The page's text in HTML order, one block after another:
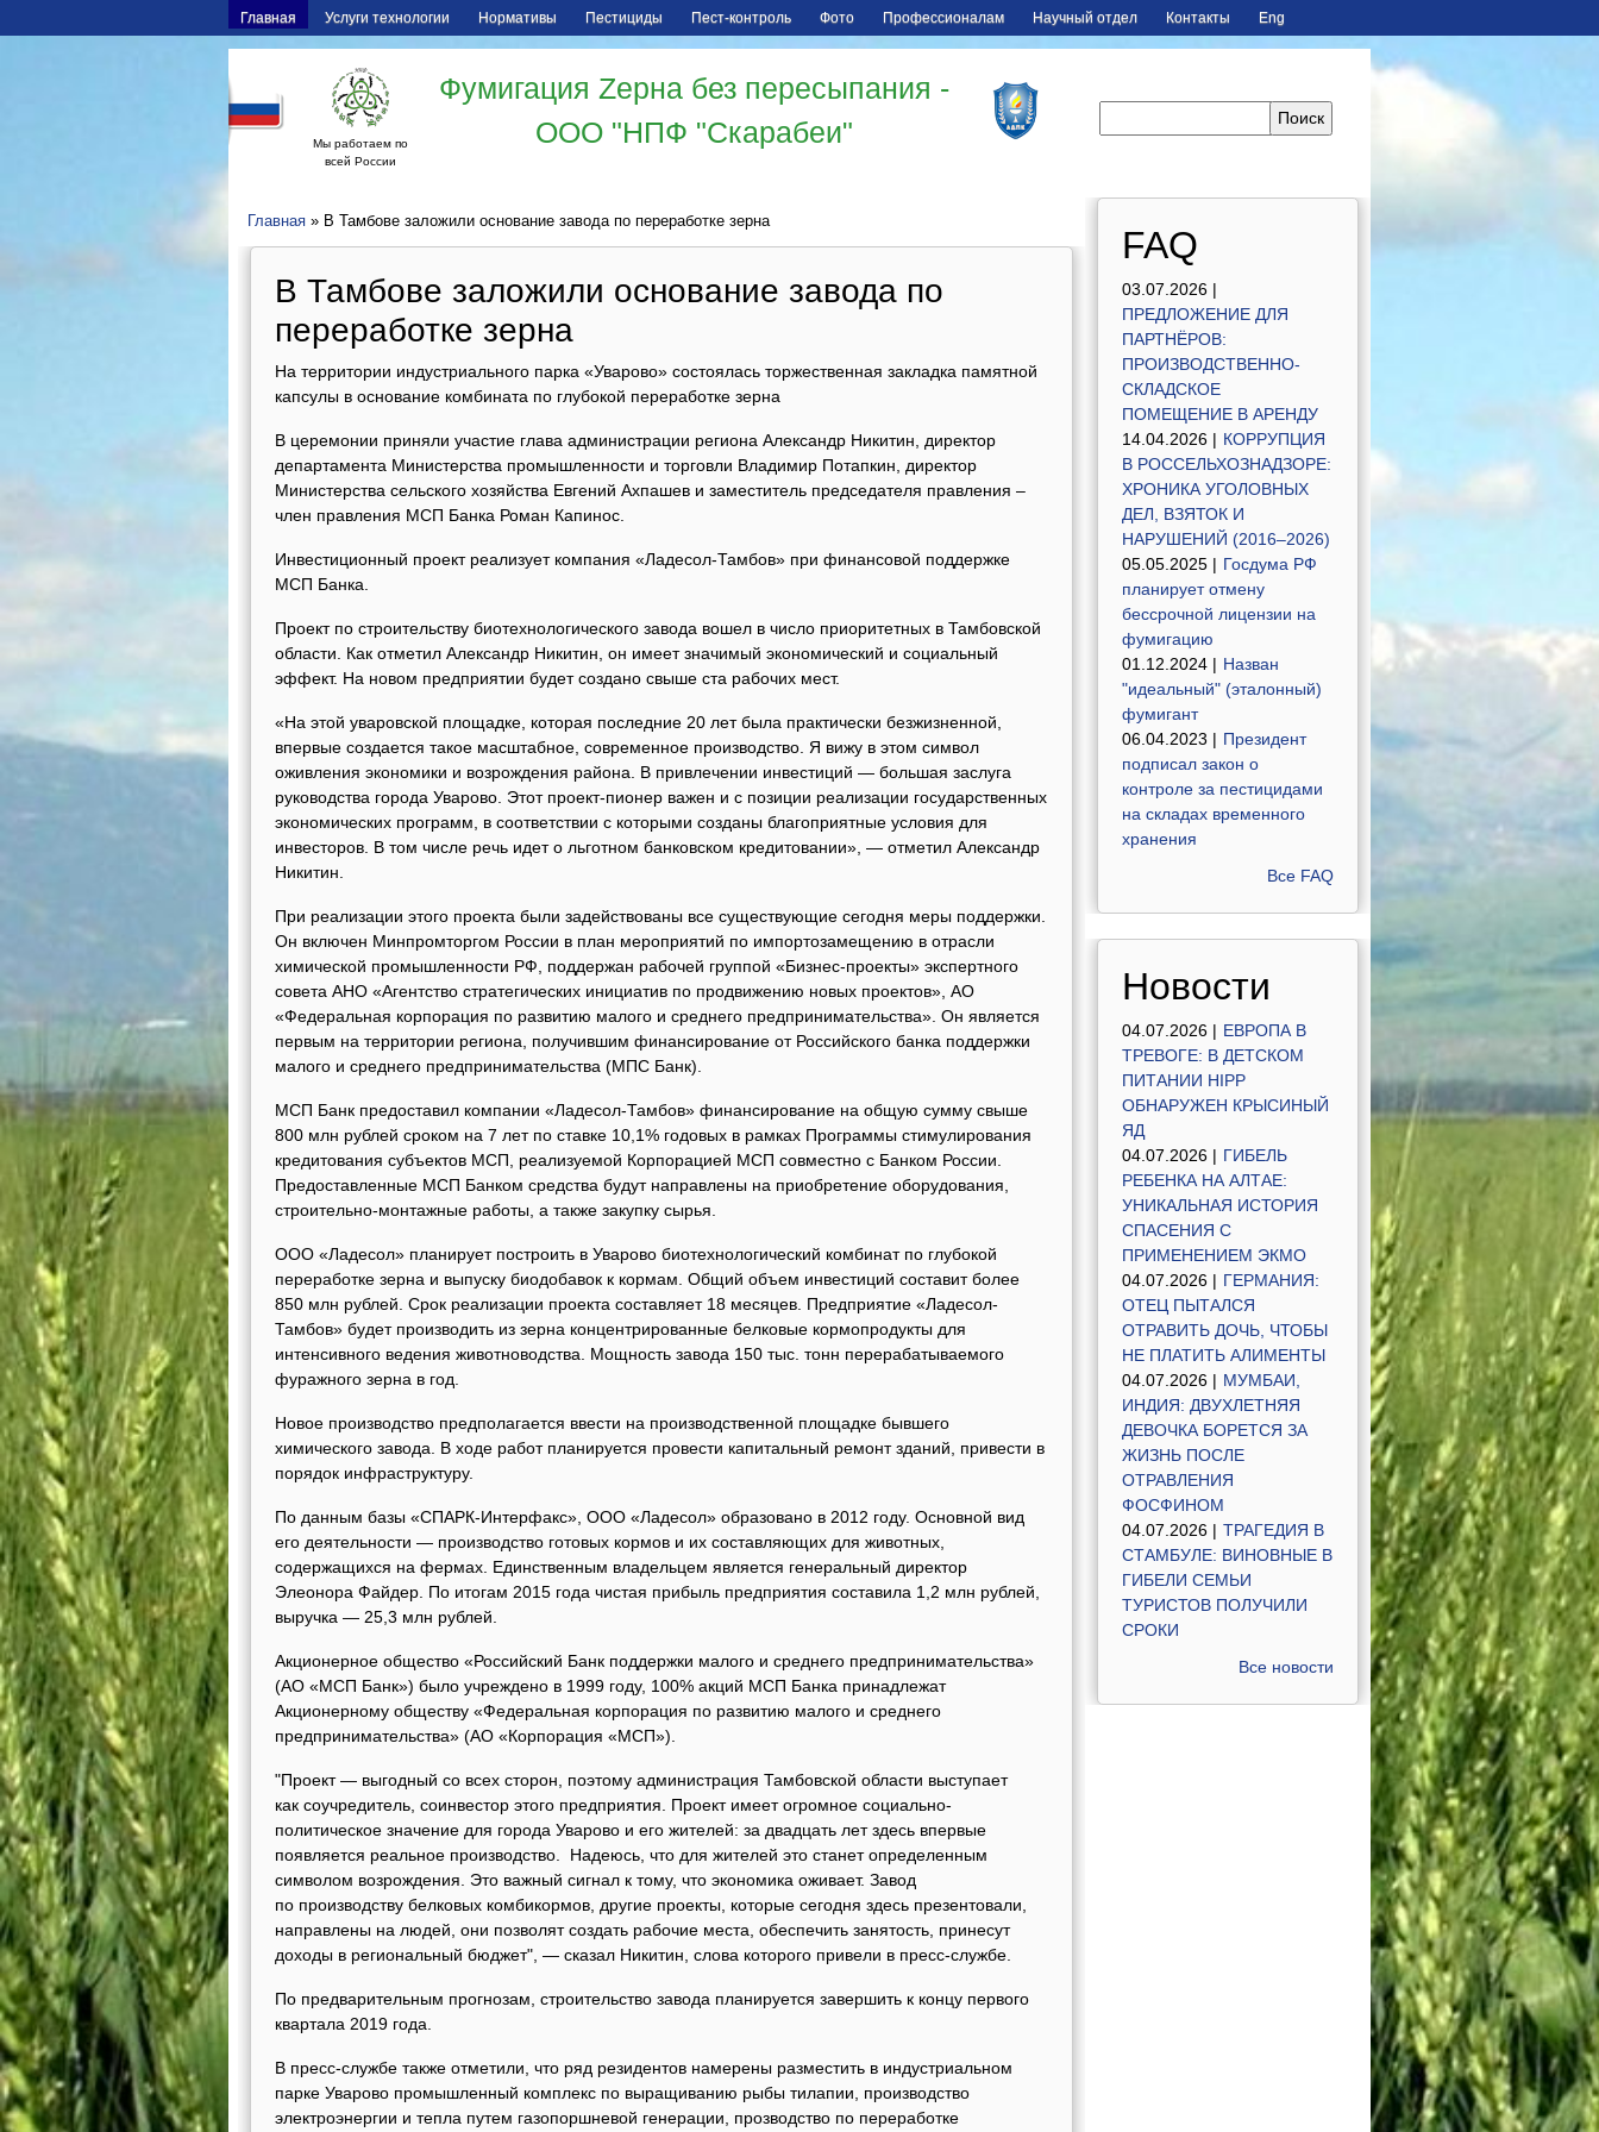
Главная Услуги технологии Нормативы Пестициды Пест-контроль Фото Профессионалам Научный отдел Контакты Eng
Мы работаем по
всей России
Фумигация Zерна без пересыпания -
ООО "НПФ "Скарабеи"
Главная » В Тамбове заложили основание завода по переработке зерна
В Тамбове заложили основание завода по
переработке зерна
На территории индустриального парка «Уварово» состоялась торжественная закладка памятной
капсулы в основание комбината по глубокой переработке зерна
В церемонии приняли участие глава администрации региона Александр Никитин, директор
департамента Министерства промышленности и торговли Владимир Потапкин, директор
Министерства сельского хозяйства Евгений Ахпашев и заместитель председателя правления –
член правления МСП Банка Роман Капинос.
Инвестиционный проект реализует компания «Ладесол-Тамбов» при финансовой поддержке
МСП Банка.
Проект по строительству биотехнологического завода вошел в число приоритетных в Тамбовской
области. Как отметил Александр Никитин, он имеет значимый экономический и социальный
эффект. На новом предприятии будет создано свыше ста рабочих мест.
«На этой уваровской площадке, которая последние 20 лет была практически безжизненной,
впервые создается такое масштабное, современное производство. Я вижу в этом символ
оживления экономики и возрождения района. В привлечении инвестиций — большая заслуга
руководства города Уварово. Этот проект-пионер важен и с позиции реализации государственных
экономических программ, в соответствии с которыми созданы благоприятные условия для
инвесторов. В том числе речь идет о льготном банковском кредитовании», — отметил Александр
Никитин.
При реализации этого проекта были задействованы все существующие сегодня меры поддержки.
Он включен Минпромторгом России в план мероприятий по импортозамещению в отрасли
химической промышленности РФ, поддержан рабочей группой «Бизнес-проекты» экспертного
совета АНО «Агентство стратегических инициатив по продвижению новых проектов», АО
«Федеральная корпорация по развитию малого и среднего предпринимательства». Он является
первым на территории региона, получившим финансирование от Российского банка поддержки
малого и среднего предпринимательства (МПС Банк).
МСП Банк предоставил компании «Ладесол-Тамбов» финансирование на общую сумму свыше
800 млн рублей сроком на 7 лет по ставке 10,1% годовых в рамках Программы стимулирования
кредитования субъектов МСП, реализуемой Корпорацией МСП совместно с Банком России.
Предоставленные МСП Банком средства будут направлены на приобретение оборудования,
строительно-монтажные работы, а также закупку сырья.
ООО «Ладесол» планирует построить в Уварово биотехнологический комбинат по глубокой
переработке зерна и выпуску биодобавок к кормам. Общий объем инвестиций составит более
850 млн рублей. Срок реализации проекта составляет 18 месяцев. Предприятие «Ладесол-
Тамбов» будет производить из зерна концентрированные белковые кормопродукты для
интенсивного ведения животноводства. Мощность завода 150 тыс. тонн перерабатываемого
фуражного зерна в год.
Новое производство предполагается ввести на производственной площадке бывшего
химического завода. В ходе работ планируется провести капитальный ремонт зданий, привести в
порядок инфраструктуру.
По данным базы «СПАРК-Интерфакс», ООО «Ладесол» образовано в 2012 году. Основной вид
его деятельности — производство готовых кормов и их составляющих для животных,
содержащихся на фермах. Единственным владельцем является генеральный директор
Элеонора Файдер. По итогам 2015 года чистая прибыль предприятия составила 1,2 млн рублей,
выручка — 25,3 млн рублей.
Акционерное общество «Российский Банк поддержки малого и среднего предпринимательства»
(АО «МСП Банк») было учреждено в 1999 году, 100% акций МСП Банка принадлежат
Акционерному обществу «Федеральная корпорация по развитию малого и среднего
предпринимательства» (АО «Корпорация «МСП»).
"Проект — выгодный со всех сторон, поэтому администрация Тамбовской области выступает
как соучредитель, соинвестор этого предприятия. Проект имеет огромное социально-
политическое значение для города Уварово и его жителей: за двадцать лет здесь впервые
появляется реальное производство. Надеюсь, что для жителей это станет определенным
символом возрождения. Это важный сигнал к тому, что экономика оживает. Завод
по производству белковых комбикормов, другие проекты, которые сегодня здесь презентовали,
направлены на людей, они позволят создать рабочие места, обеспечить занятость, принесут
доходы в региональный бюджет", — сказал Никитин, слова которого привели в пресс-службе.
По предварительным прогнозам, строительство завода планируется завершить к концу первого
квартала 2019 года.
В пресс-службе также отметили, что ряд резидентов намерены разместить в индустриальном
парке Уварово промышленный комплекс по выращиванию рыбы тилапии, производство
электроэнергии и тепла путем газопоршневой генерации, прозводство по переработке
FAQ
03.07.2026 |
ПРЕДЛОЖЕНИЕ ДЛЯ
ПАРТНЁРОВ:
ПРОИЗВОДСТВЕННО-
СКЛАДСКОЕ
ПОМЕЩЕНИЕ В АРЕНДУ
14.04.2026 | КОРРУПЦИЯ
В РОССЕЛЬХОЗНАДЗОРЕ:
ХРОНИКА УГОЛОВНЫХ
ДЕЛ, ВЗЯТОК И
НАРУШЕНИЙ (2016–2026)
05.05.2025 | Госдума РФ
планирует отмену
бессрочной лицензии на
фумигацию
01.12.2024 | Назван
"идеальный" (эталонный)
фумигант
06.04.2023 | Президент
подписал закон о
контроле за пестицидами
на складах временного
хранения
Все FAQ
Новости
04.07.2026 | ЕВРОПА В
ТРЕВОГЕ: В ДЕТСКОМ
ПИТАНИИ HIPP
ОБНАРУЖЕН КРЫСИНЫЙ
ЯД
04.07.2026 | ГИБЕЛЬ
РЕБЕНКА НА АЛТАЕ:
УНИКАЛЬНАЯ ИСТОРИЯ
СПАСЕНИЯ С
ПРИМЕНЕНИЕМ ЭКМО
04.07.2026 | ГЕРМАНИЯ:
ОТЕЦ ПЫТАЛСЯ
ОТРАВИТЬ ДОЧЬ, ЧТОБЫ
НЕ ПЛАТИТЬ АЛИМЕНТЫ
04.07.2026 | МУМБАИ,
ИНДИЯ: ДВУХЛЕТНЯЯ
ДЕВОЧКА БОРЕТСЯ ЗА
ЖИЗНЬ ПОСЛЕ
ОТРАВЛЕНИЯ
ФОСФИНОМ
04.07.2026 | ТРАГЕДИЯ В
СТАМБУЛЕ: ВИНОВНЫЕ В
ГИБЕЛИ СЕМЬИ
ТУРИСТОВ ПОЛУЧИЛИ
СРОКИ
Все новости